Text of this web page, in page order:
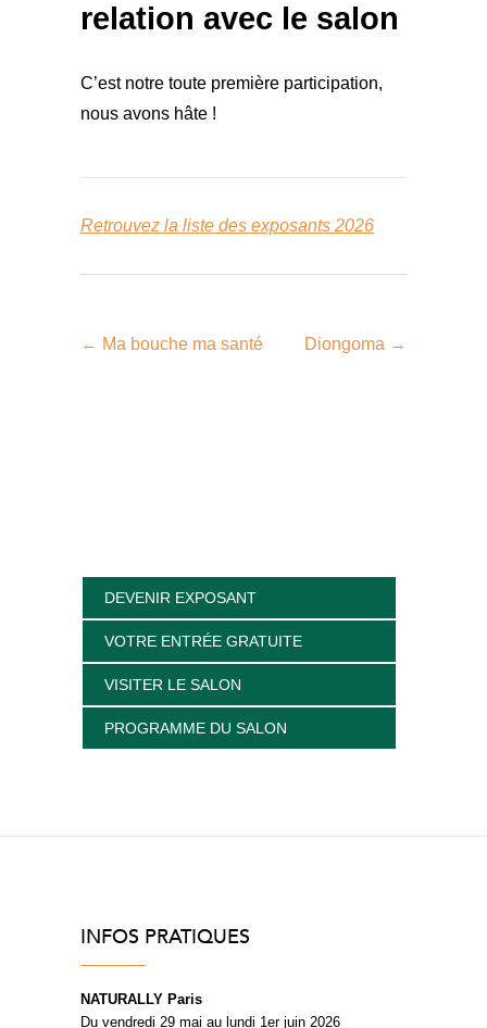
relation avec le salon
C’est notre toute première participation,
nous avons hâte !
Retrouvez la liste des exposants 2026
← Ma bouche ma santé Diongoma →
DEVENIR EXPOSANT
VOTRE ENTRÉE GRATUITE
VISITER LE SALON
PROGRAMME DU SALON
INFOS PRATIQUES
NATURALLY Paris
Du vendredi 29 mai au lundi 1er juin 2026